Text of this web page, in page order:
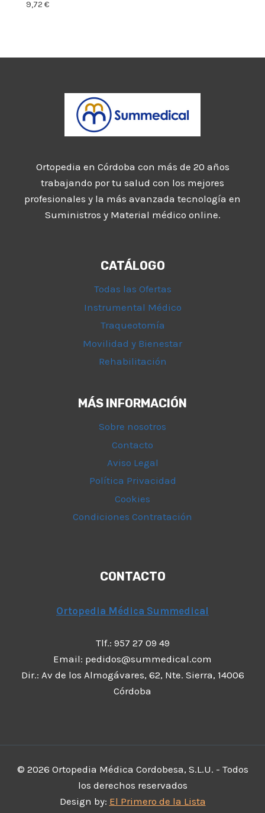
9,72 €
Ortopedia en Córdoba con más de 20 años
trabajando por tu salud con los mejores
profesionales y la más avanzada tecnología en
Suministros y Material médico online.
CATÁLOGO
Todas las Ofertas
Instrumental Médico
Traqueotomía
Movilidad y Bienestar
Rehabilitación
MÁS INFORMACIÓN
Sobre nosotros
Contacto
Aviso Legal
Política Privacidad
Cookies
Condiciones Contratación
CONTACTO
Ortopedia Médica Summedical
Tlf.: 957 27 09 49
Email: pedidos@summedical.com
Dir.: Av de los Almogávares, 62, Nte. Sierra, 14006
Córdoba
© 2026 Ortopedia Médica Cordobesa, S.L.U. - Todos
los derechos reservados
Design by: El Primero de la Lista